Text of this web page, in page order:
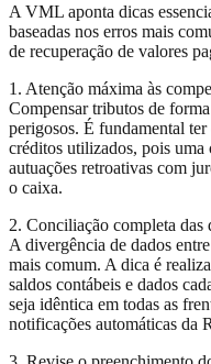
A VML aponta dicas
baseadas nos erros mais
de recuperação de valores
1. Atenção máxima às
Compensar tributos de
perigosos. É fundamental
créditos utilizados, pois uma
autuações retroativas com
o caixa.
2. Conciliação completa das
A divergência de dados
mais comum. A dica é
saldos contábeis e dados
seja idêntica em todas as
notificações automáticas da